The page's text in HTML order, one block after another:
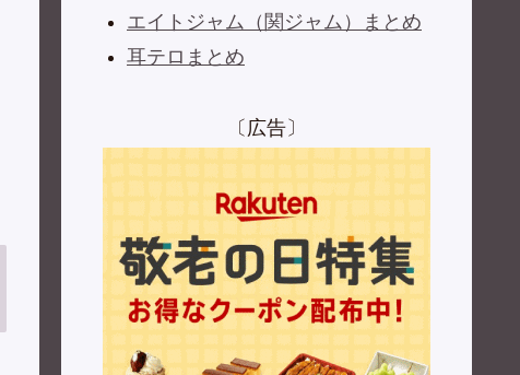
エイトジャム（関ジャム）まとめ
耳テロまとめ
〔広告〕